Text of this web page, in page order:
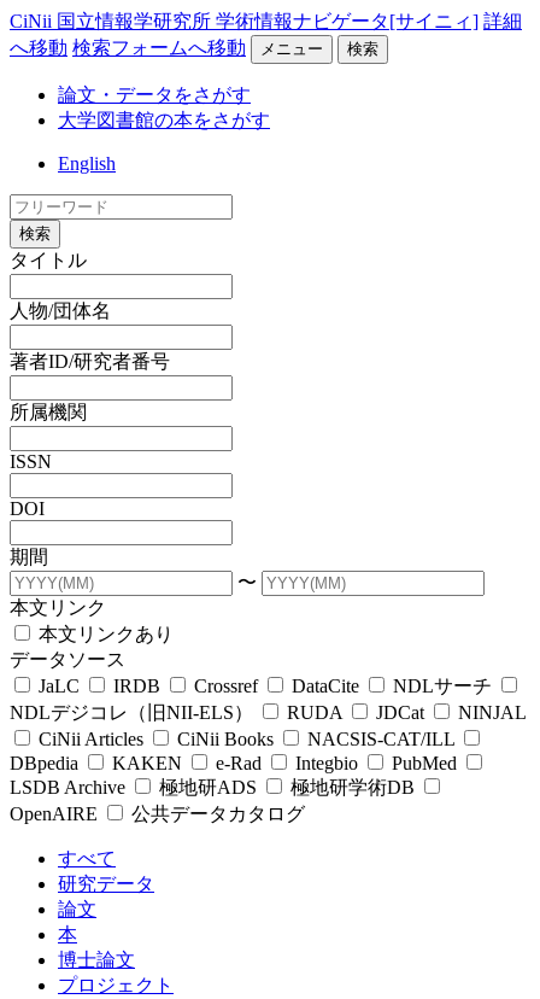
CiNii 国立情報学研究所 学術情報ナビゲータ[サイニィ] 詳細
へ移動 検索フォームへ移動 メニュー 検索
論文・データをさがす
大学図書館の本をさがす
English
検索
タイトル
人物/団体名
著者ID/研究者番号
所属機関
ISSN
DOI
期間
〜
本文リンク
本文リンクあり
データソース
JaLC
IRDB Crossref DataCite
NDLサーチ
NDLデジコレ（旧NII-ELS）
RUDA JDCat
NINJAL
CiNii Articles
CiNii Books
NACSIS-CAT/ILL
DBpedia
KAKEN e-Rad Integbio
PubMed
LSDB Archive
極地研ADS
極地研学術DB
OpenAIRE
公共データカタログ
すべて
研究データ
論文
本
博士論文
プロジェクト